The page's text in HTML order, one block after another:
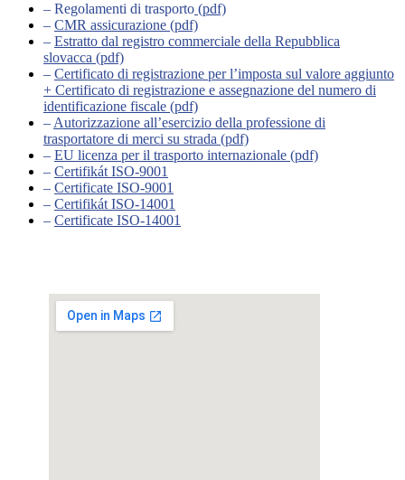
– Regolamenti di trasporto (pdf)
– CMR assicurazione (pdf)
– Estratto dal registro commerciale della Repubblica
slovacca (pdf)
– Certificato di registrazione per l’imposta sul valore aggiunto
+ Certificato di registrazione e assegnazione del numero di
identificazione fiscale (pdf)
– Autorizzazione all’esercizio della professione di
trasportatore di merci su strada (pdf)
– EU licenza per il trasporto internazionale (pdf)
– Certifikát ISO-9001
– Certificate ISO-9001
– Certifikát ISO-14001
– Certificate ISO-14001